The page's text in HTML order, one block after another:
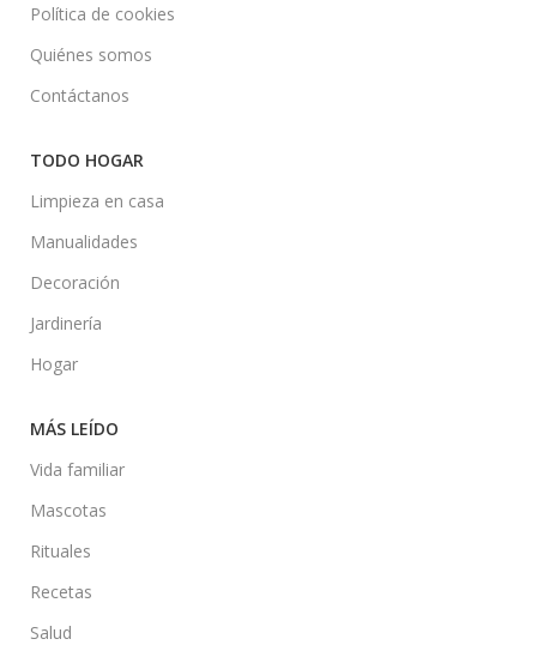
Política de cookies
Quiénes somos
Contáctanos
TODO HOGAR
Limpieza en casa
Manualidades
Decoración
Jardinería
Hogar
MÁS LEÍDO
Vida familiar
Mascotas
Rituales
Recetas
Salud